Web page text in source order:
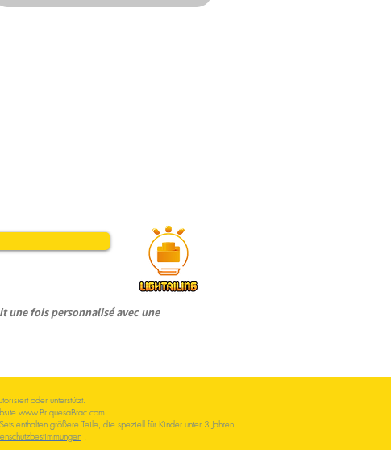
une fois personnalisé avec une
oder unterstützt.
www.BriquesaBrac.com
enthalten größere Teile, die speziell für Kinder unter 3 Jahren
.